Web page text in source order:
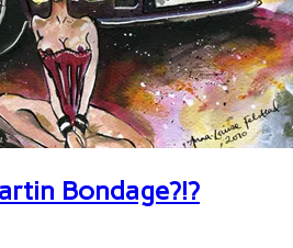
Bondage?!?